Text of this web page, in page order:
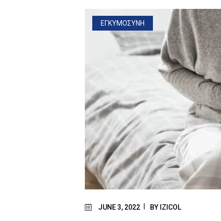
ΕΓΚΥΜΟΣΥΝΗ
JUNE 3, 2022 BY IZICOL